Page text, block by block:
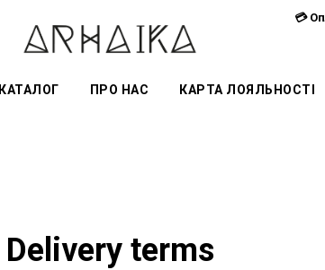
💳
КАТАЛОГ ПРО НАС КАРТА ЛОЯЛЬНОСТІ
Delivery terms